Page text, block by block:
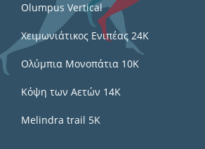
Olumpus Vertical
Χειμωνιάτικος Ενιπέας 24Κ
Ολύμπια Μονοπάτια 10Κ
Κόψη των Αετών 14Κ
Melindra trail 5Κ